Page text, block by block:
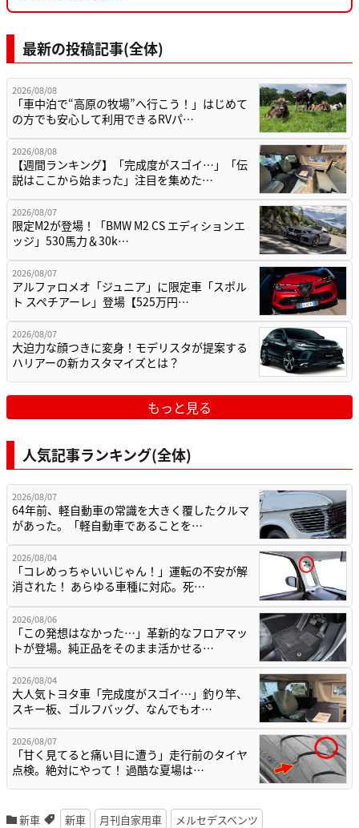
最新の投稿記事(全体)
2026/08/08
「車中泊で“高原の牧場”へ行こう！」はじめて
の方でも安心して利用できるRVパ…
2026/08/08
【週間ランキング】「完成度がスゴイ…」「伝
説はここから始まった」注目を集めた…
2026/08/07
限定M2が登場！「BMW M2 CS エディションエ
ッジ」530馬力＆30k…
2026/08/07
アルファロメオ「ジュニア」に限定車「スポル
ト スペチアーレ」登場【525万円…
2026/08/07
大迫力な顔つきに変身！モデリスタが提案する
ハリアーの新カスタマイズとは？
もっと見る
人気記事ランキング(全体)
2026/08/07
64年前、軽自動車の常識を大きく覆したクルマ
があった。「軽自動車であることを…
2026/08/04
「コレめっちゃいいじゃん！」運転の不安が解
消された！ あらゆる車種に対応。死…
2026/08/06
「この発想はなかった…」革新的なフロアマッ
トが登場。純正品をそのまま活かせる…
2026/08/04
大人気トヨタ車「完成度がスゴイ…」釣り竿、
スキー板、ゴルフバッグ、なんでもオ…
2026/08/07
「甘く見てると痛い目に遭う」走行前のタイヤ
点検。絶対にやって！ 過酷な夏場は…
新車 新車 月刊自家用車 メルセデスベンツ